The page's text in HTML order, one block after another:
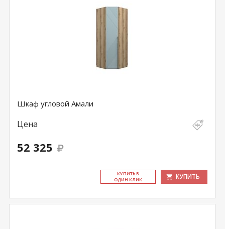
Шкаф угловой Амали
Цена
52 325
КУ­ПИТЬ В
ОДИН КЛИК
КУПИТЬ